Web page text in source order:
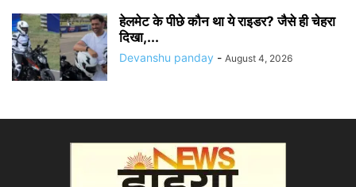
हेलमेट के पीछे कौन था ये राइडर? जैसे ही चेहरा
दिखा,...
Devanshu panday - August 4, 2026